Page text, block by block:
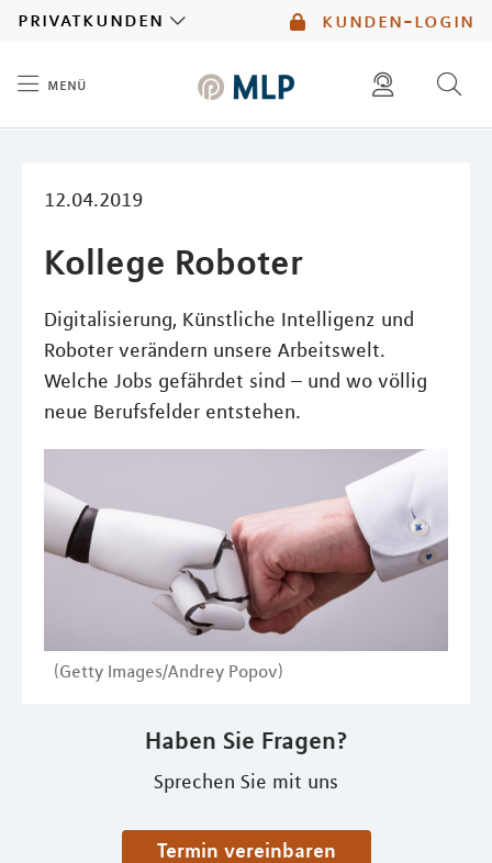
kunden-login
privatkunden
menü
12.04.2019
Kollege Roboter
Digitalisierung, Künstliche Intelligenz und
Roboter verändern unsere Arbeitswelt.
Welche Jobs gefährdet sind – und wo völlig
neue Berufsfelder entstehen.
(Getty Images/Andrey Popov)
Haben Sie Fragen?
Sprechen Sie mit uns
Termin vereinbaren